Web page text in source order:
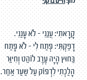
לחן:חיים ברקני
קָרָאתִי: עֲנֵנִי – לֹא עָנַנִי.
דָפַקְתִּי: פְּתַח לִי – לֹא פָּתַח
בַּחוּץ הָיָה עֶרֶב לוֹהֵט וְחִיוֵּר
הָלַכְתִי לִדְפּוֹק עַל שַעַר אַחֵר.